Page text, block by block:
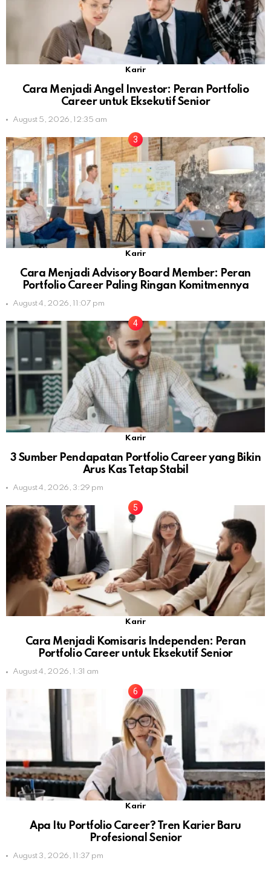
Karir
Cara Menjadi Angel Investor: Peran Portfolio
Career untuk Eksekutif Senior
August 5, 2026, 12:35 am
Karir
Cara Menjadi Advisory Board Member: Peran
Portfolio Career Paling Ringan Komitmennya
August 4, 2026, 11:07 pm
Karir
3 Sumber Pendapatan Portfolio Career yang Bikin
Arus Kas Tetap Stabil
August 4, 2026, 3:29 pm
Karir
Cara Menjadi Komisaris Independen: Peran
Portfolio Career untuk Eksekutif Senior
August 4, 2026, 1:31 am
Karir
Apa Itu Portfolio Career? Tren Karier Baru
Profesional Senior
August 3, 2026, 11:37 pm